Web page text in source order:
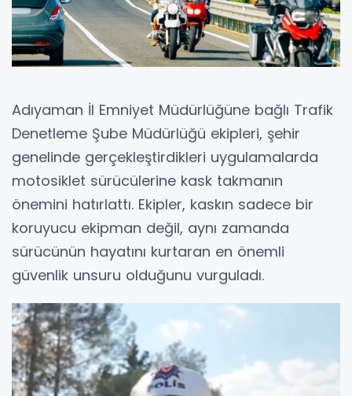
Adıyaman İl Emniyet Müdürlüğüne bağlı Trafik
Denetleme Şube Müdürlüğü ekipleri, şehir
genelinde gerçekleştirdikleri uygulamalarda
motosiklet sürücülerine kask takmanın
önemini hatırlattı. Ekipler, kaskın sadece bir
koruyucu ekipman değil, aynı zamanda
sürücünün hayatını kurtaran en önemli
güvenlik unsuru olduğunu vurguladı.